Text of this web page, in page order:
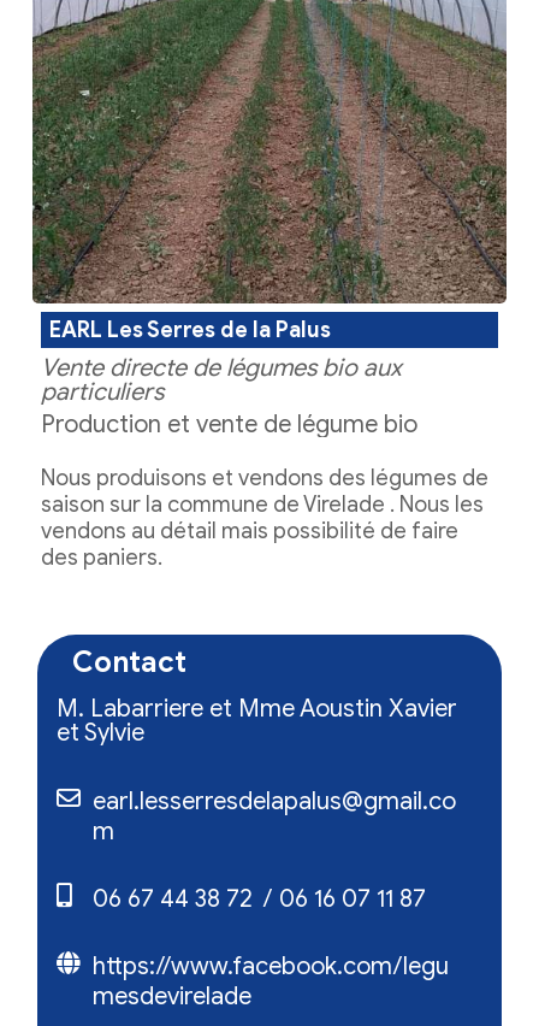
EARL Les Serres de la Palus
Vente directe de légumes bio aux
particuliers
Production et vente de légume bio
Nous produisons et vendons des légumes de
saison sur la commune de Virelade . Nous les
vendons au détail mais possibilité de faire
des paniers.
Contact
M. Labarriere et Mme Aoustin Xavier
et Sylvie
earl.lesserresdelapalus@gmail.co
m
06 67 44 38 72 06 16 07 11 87
https://www.facebook.com/legu
mesdevirelade